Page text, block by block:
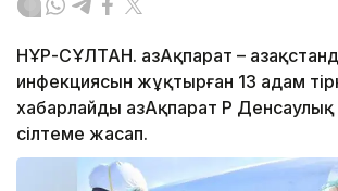
НҰР-СҰЛТАН. ҚазАқпарат –
инфекциясын жұқтырған 13 адам
хабарлайды ҚазАқпарат ҚР Денсаулық
сілтеме жасап.